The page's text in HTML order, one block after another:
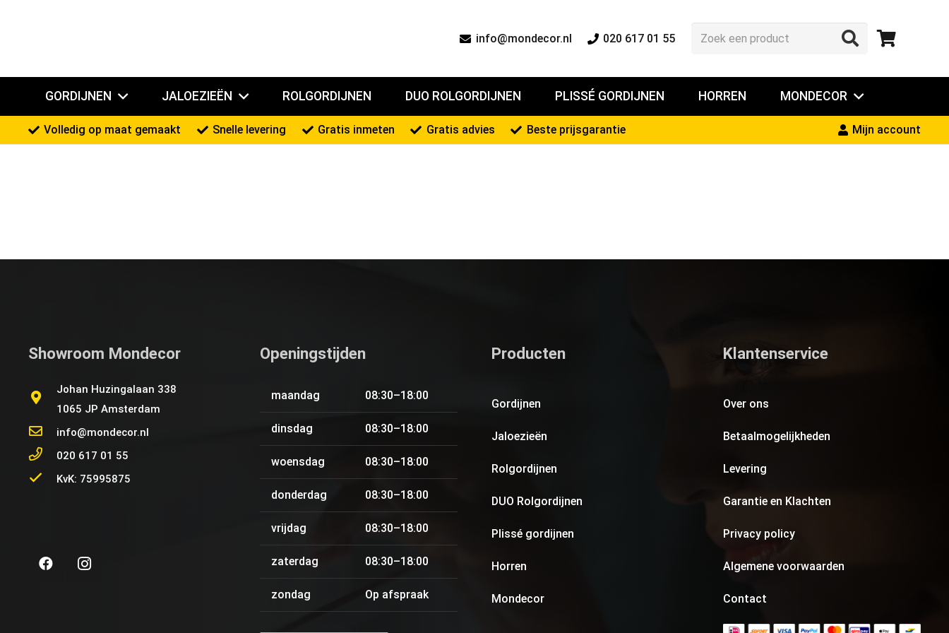
info@mondecor.nl 020 617 01 55
GORDIJNEN JALOEZIEËN ROLGORDIJNEN DUO ROLGORDIJNEN PLISSÉ GORDIJNEN HORREN MONDECOR
Volledig op maat gemaakt Snelle levering Gratis inmeten Gratis advies Beste prijsgarantie Mijn account
Showroom Mondecor
Johan Huzingalaan 338
1065 JP Amsterdam
info@mondecor.nl
020 617 01 55
KvK: 75995875
Openingstijden
maandag 08:30–18:00
dinsdag 08:30–18:00
woensdag 08:30–18:00
donderdag 08:30–18:00
vrijdag 08:30–18:00
zaterdag 08:30–18:00
zondag Op afspraak
Producten
Gordijnen
Jaloezieën
Rolgordijnen
DUO Rolgordijnen
Plissé gordijnen
Horren
Mondecor
Klantenservice
Over ons
Betaalmogelijkheden
Levering
Garantie en Klachten
Privacy policy
Algemene voorwaarden
Contact